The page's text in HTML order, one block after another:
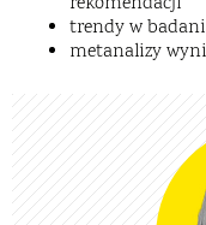
trendy w
metanalizy